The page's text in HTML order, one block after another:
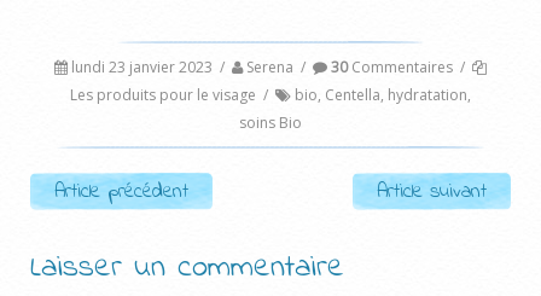
lundi 23 janvier 2023 / Serena / 30Commentaires /
Les produits pour le visage / bio, Centella, hydratation,
soins Bio
Post navigation
Article précédent Article suivant
Laisser un commentaire